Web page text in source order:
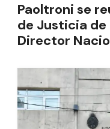
Paoltroni se
de Justicia de
Director